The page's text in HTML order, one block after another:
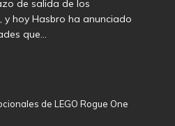
de salida de los
y hoy Hasbro ha anunciado
que…
de LEGO Rogue One